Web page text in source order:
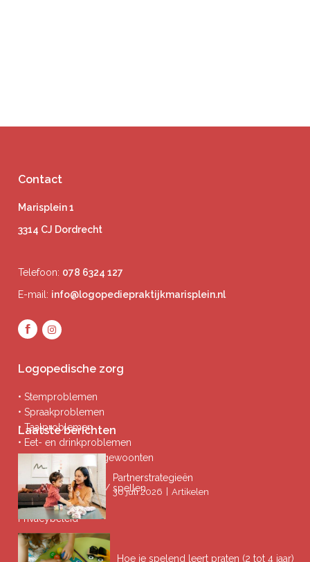
Contact
Marisplein 1
3314 CJ Dordrecht
Telefoon: 078 6324 127
E-mail: info@logopediepraktijkmarisplein.nl
Logopedische zorg
• Stemproblemen
• Spraakproblemen
• Taalproblemen
• Eet- en drinkproblemen
• Afwijkende mondgewoonten
• Ademproblemen
• Problemen lezen / spellen
Privacybeleid
Laatste berichten
Partnerstrategieën
30 juli 2026 Artikelen
Hoe je spelend leert praten (2 tot 4 jaar)